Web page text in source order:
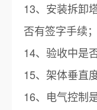
13、安装拆卸
否有签字手续；
14、验收中是
15、架体垂直
16、电气控制